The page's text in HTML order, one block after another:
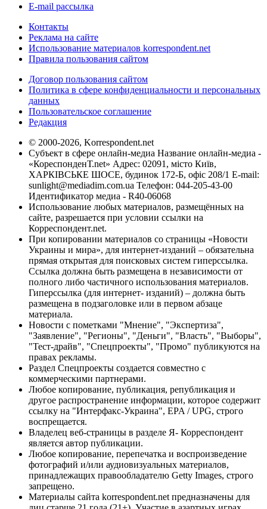
E-mail рассылка
Контакты
Реклама на сайте
Использование материалов korrespondent.net
Правила пользования сайтом
Договор пользования сайтом
Политика в сфере конфиденциальности и персональных
данных
Пользовательское соглашение
Редакция
© 2000-2026, Korrespondent.net
Субъект в сфере онлайн-медиа Название онлайн-медиа -
«КореспонденТ.net» Адрес: 02091, місто Київ,
ХАРКІВСЬКЕ ШОСЕ, будинок 172-Б, офіс 208/1 E-mail:
sunlight@mediadim.com.ua Телефон: 044-205-43-00
Идентификатор медиа - R40-06068
Использование любых материалов, размещённых на
сайте, разрешается при условии ссылки на
Корреспондент.net.
При копировании материалов со страницы «Новости
Украины и мира», для интернет-изданий – обязательна
прямая открытая для поисковых систем гиперссылка.
Ссылка должна быть размещена в независимости от
полного либо частичного использования материалов.
Гиперссылка (для интернет- изданий) – должна быть
размещена в подзаголовке или в первом абзаце
материала.
Новости с пометками "Мнение", "Экспертиза",
"Заявление", "Регионы", "Деньги", "Власть", "Выборы",
"Тест-драйв", "Спецпроекты", "Промо" публикуются на
правах рекламы.
Раздел Спецпроекты создается совместно с
коммерческими партнерами.
Любое копирование, публикация, републикация и
другое распространение информации, которое содержит
ссылку на "Интерфакс-Украина", EPA / UPG, строго
воспрещается.
Владелец веб-страницы в разделе Я- Корреспондент
является автор публикации.
Любое копирование, перепечатка и воспроизведение
фотографий и/или аудиовизуальных материалов,
принадлежащих правообладателю Getty Images, строго
запрещено.
Материалы сайта korrespondent.net предназначены для